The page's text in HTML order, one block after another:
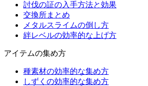
討伐の証の入手方法と効果
交換所まとめ
メタルスライムの倒し方
絆レベルの効率的な上げ方
アイテムの集め方
種素材の効率的な集め方
しずくの効率的な集め方